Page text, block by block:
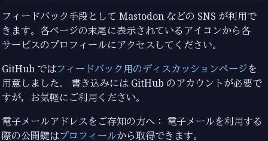
フィードバック手段として Mastodon などの SNS が利用で
きます。各ページの末尾に表示されているアイコンから各
サービスのプロフィールにアクセスしてください。
GitHub ではフィードバック用のディスカッションページを
用意しました。 書き込みには GitHub のアカウントが必要で
すが，お気軽にご利用ください。
電子メールアドレスをご存知の方へ： 電子メールを利用する
際の公開鍵はプロフィールから取得できます。